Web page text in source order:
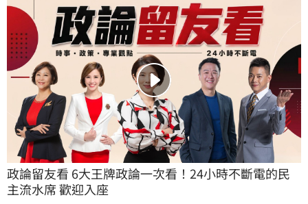
政論留友看 6大王牌政論一次看！24小時不斷電的民
主流水席 歡迎入座